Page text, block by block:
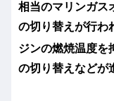
相当のマリンガス
の切り替えが行わ
ジンの燃焼温度を
の切り替えなどが